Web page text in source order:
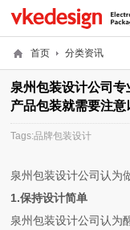
首页 分类资讯
泉州包装设计公司
产品包装就需要注意
Tags:品牌包装设计
泉州包装设计公司认为
1.保持设计简单
泉州包装设计公司认为